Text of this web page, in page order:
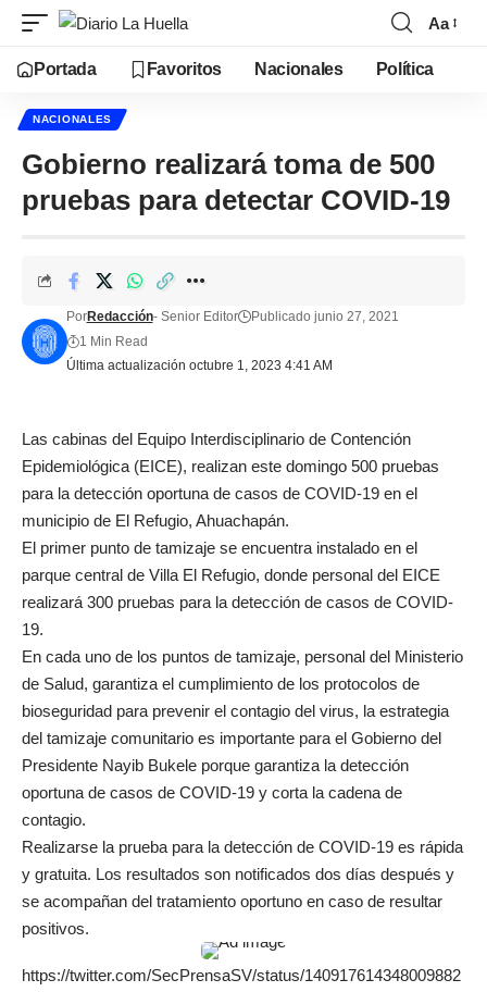
Aa
Portada Favoritos Nacionales Política
NACIONALES
Gobierno realizará toma de 500
pruebas para detectar COVID-19
Última actualización octubre 1, 2023 4:41 AM
PorRedacción- Senior Editor
Publicado junio 27, 2021
1 Min Read
Las cabinas del Equipo Interdisciplinario de Contención
Epidemiológica (EICE), realizan este domingo 500 pruebas
para la detección oportuna de casos de COVID-19 en el
municipio de El Refugio, Ahuachapán.
El primer punto de tamizaje se encuentra instalado en el
parque central de Villa El Refugio, donde personal del EICE
realizará 300 pruebas para la detección de casos de COVID-
19.
En cada uno de los puntos de tamizaje, personal del Ministerio
de Salud, garantiza el cumplimiento de los protocolos de
bioseguridad para prevenir el contagio del virus, la estrategia
del tamizaje comunitario es importante para el Gobierno del
Presidente Nayib Bukele porque garantiza la detección
oportuna de casos de COVID-19 y corta la cadena de
contagio.
Realizarse la prueba para la detección de COVID-19 es rápida
y gratuita. Los resultados son notificados dos días después y
se acompañan del tratamiento oportuno en caso de resultar
positivos.
https://twitter.com/SecPrensaSV/status/140917614348009882